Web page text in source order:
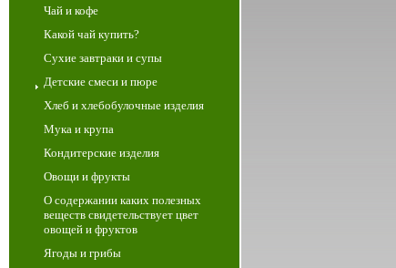
Чай и кофе
Какой чай купить?
Сухие завтраки и супы
Детские смеси и пюре
Хлеб и хлебобулочные изделия
Мука и крупа
Кондитерские изделия
Овощи и фрукты
О содержании каких полезных
веществ свидетельствует цвет
овощей и фруктов
Ягоды и грибы